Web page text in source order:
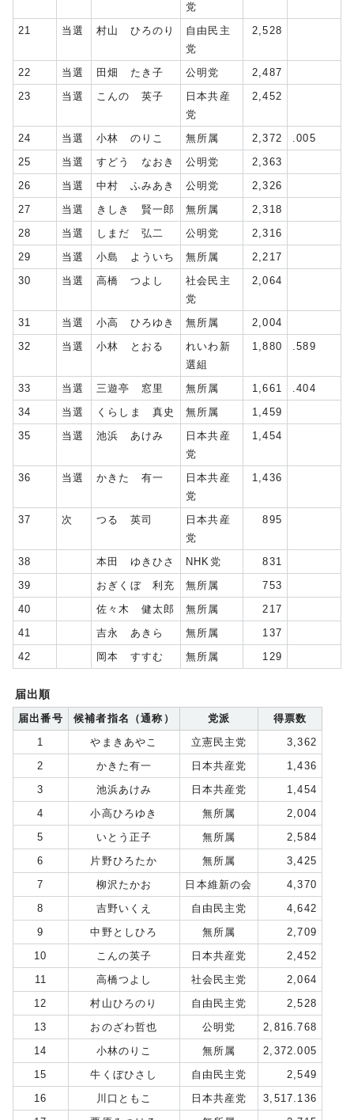
党
21 当選 村山 ひろのり
自由民主
党
2,528
22 当選 田畑 たき子 公明党
2,487
23
当選 こんの 英子
日本共産
党
2,452
24 当選 小林 のりこ 無所属 2,372
.005
25
当選 すどう なおき 公明党
2,363
26
当選 中村 ふみあき 公明党
2,326
27
当選 きしき 賢一郎 無所属
2,318
28
当選 しまだ 弘二 公明党
2,316
29
当選 小島 よういち 無所属
2,217
30
当選 高橋 つよし
社会民主
党
2,064
31 当選 小高 ひろゆき 無所属
2,004
32
当選 小林 とおる
れいわ新
選組
1,880 .589
33 当選 三遊亭 窓里 無所属 1,661
.404
34
当選 くらしま 真史 無所属
1,459
35
当選 池浜 あけみ
日本共産
党
1,454
36 当選 かきた 有一
日本共産
党
1,436
37 次 つる 英司
日本共産
党
895
38 本田 ゆきひさ NHK党
831
39
おぎくぼ 利充 無所属
753
40
佐々木 健太郎 無所属
217
41
吉永 あきら 無所属
137
42
岡本 すすむ 無所属 129
届出順
届出番号 候補者指名（通称） 党派
得票数
1
やまきあやこ 立憲民主党
3,362
2
かきた有一 日本共産党
1,436
3
池浜あけみ 日本共産党
1,454
4
小高ひろゆき 無所属
2,004
5
いとう正子 無所属
2,584
6
片野ひろたか 無所属
3,425
7
柳沢たかお 日本維新の会
4,370
8
吉野いくえ 自由民主党
4,642
9
中野としひろ 無所属
2,709
10
こんの英子 日本共産党
2,452
11
高橋つよし 社会民主党
2,064
12
村山ひろのり 自由民主党
2,528
13
おのざわ哲也 公明党
2,816.768
14
小林のりこ 無所属
2,372.005
15
牛くぼひさし 自由民主党
2,549
16
川口ともこ 日本共産党
3,517.136